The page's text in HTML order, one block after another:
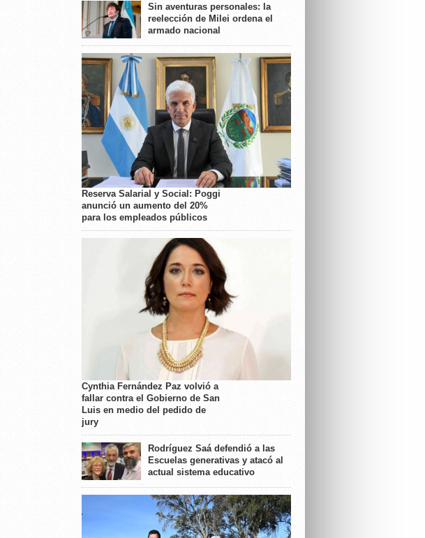
Sin aventuras personales: la
reelección de Milei ordena el
armado nacional
Reserva Salarial y Social: Poggi
anunció un aumento del 20%
para los empleados públicos
Cynthia Fernández Paz volvió a
fallar contra el Gobierno de San
Luis en medio del pedido de
jury
Rodríguez Saá defendió a las
Escuelas generativas y atacó al
actual sistema educativo